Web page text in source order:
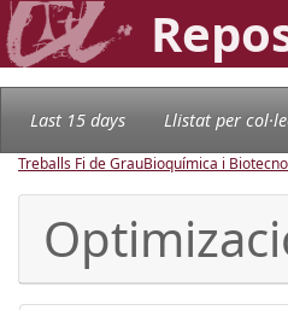
Last 15 days Llistat per
Treballs Fi de GrauBioquímica i